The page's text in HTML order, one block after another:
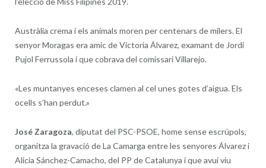
Austràlia crema i els animals moren per centenars de milers. El
senyor Moragas era amic de Victoria Álvarez, examant de Jordi
Pujol Ferrussola i que cobrava del comissari Villarejo.
«Les muntanyes enceses clamen al cel unes gotes d’aigua. Els
ocells s’han perdut.»
José Zaragoza, diputat del PSC-PSOE, home sense escrúpols,
organitza la gravació de La Camarga entre les senyores Álvarez i
Alicia Sánchez-Camacho, del PP de Catalunya i que avui viu